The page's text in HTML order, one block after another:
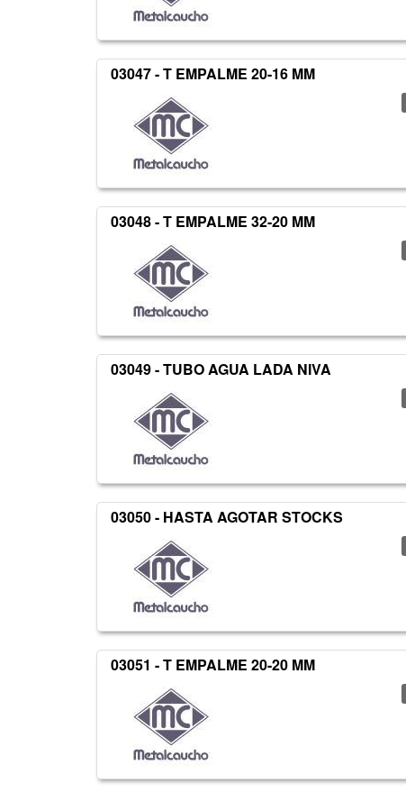
03047 - T EMPALME 20-16 MM
03048 - T EMPALME 32-20 MM
03049 - TUBO AGUA LADA NIVA
03050 - HASTA AGOTAR STOCKS
03051 - T EMPALME 20-20 MM